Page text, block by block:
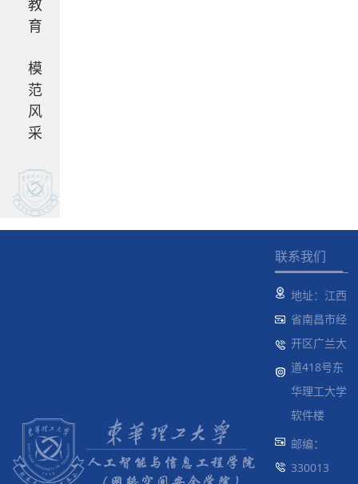
教
育
模
范
风
采
联系我们
地址：江西
省南昌市经
开区广兰大
道418号东
华理工大学
软件楼
邮编：
330013